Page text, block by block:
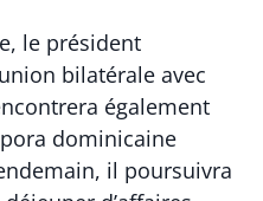
le président
bilatérale avec
également
dominicaine
il poursuivra